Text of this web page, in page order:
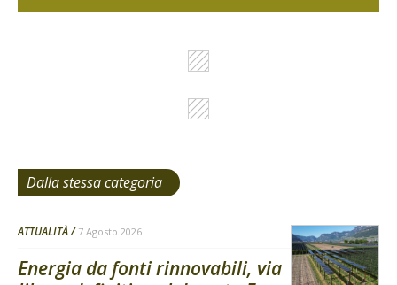
Dalla stessa categoria
ATTUALITÀ 7 Agosto 2026
Energia da fonti rinnovabili, via